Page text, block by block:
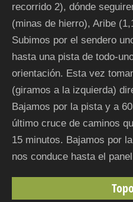
recorrido 2), dónde
(minas de hierro), Aribe
Subimos por el sendero
hasta una pista de todo-
orientación. Esta vez
(giramos a la izquierda)
Bajamos por la pista y a
último cruce de caminos
15 minutos. Bajamos por
nos conduce hasta el